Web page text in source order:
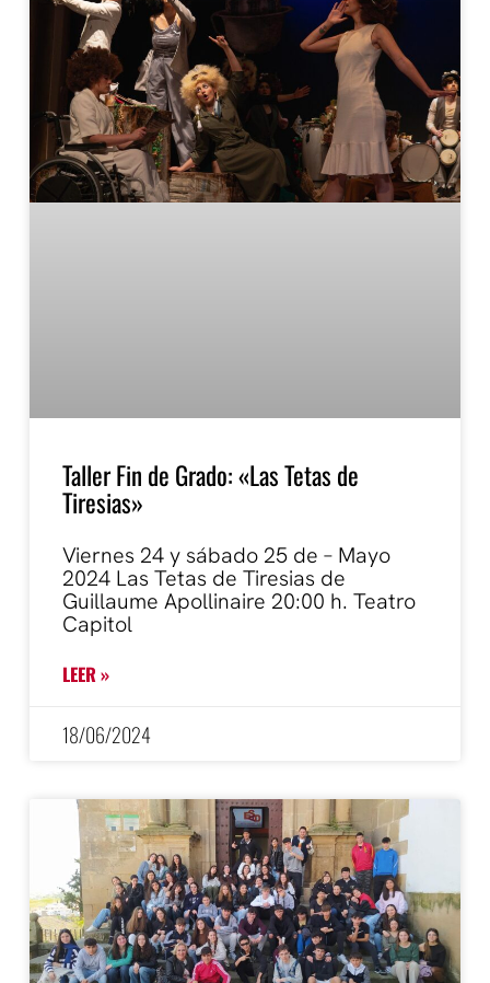
Taller Fin de Grado: «Las Tetas de
Tiresias»
Viernes 24 y sábado 25 de – Mayo
2024 Las Tetas de Tiresias de
Guillaume Apollinaire 20:00 h. Teatro
Capitol
LEER »
18/06/2024